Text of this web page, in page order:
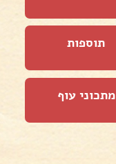
תוספות
מתכוני עוף